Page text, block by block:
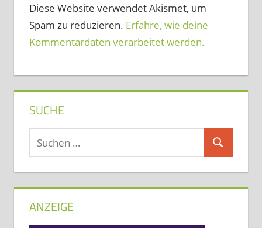
Diese Website verwendet Akismet, um
Spam zu reduzieren. Erfahre, wie deine
Kommentardaten verarbeitet werden.
SUCHE
Suchen
nach:
Suchen
ANZEIGE